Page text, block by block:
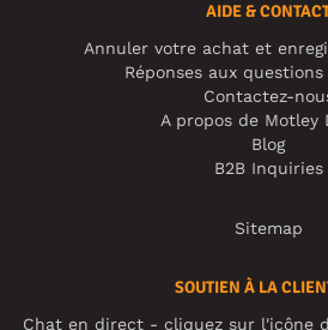
AIDE &
Annuler votre achat et
Réponses aux
Contactez-
A propos de Motley
Blog
B2B Inquiries
Sitemap
SOUTIEN À LA
Chat en direct - cliquez sur l'icône